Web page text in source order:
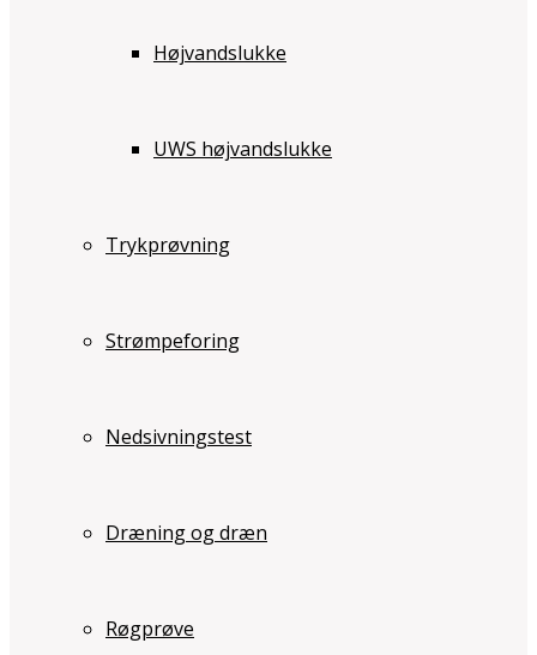
Højvandslukke
UWS højvandslukke
Trykprøvning
Strømpeforing
Nedsivningstest
Dræning og dræn
Røgprøve